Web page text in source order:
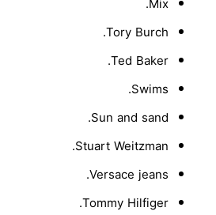
Tory Burch.
Ted Baker.
Swims.
Sun and sand.
Stuart Weitzman.
Versace jeans.
Tommy Hilfiger.